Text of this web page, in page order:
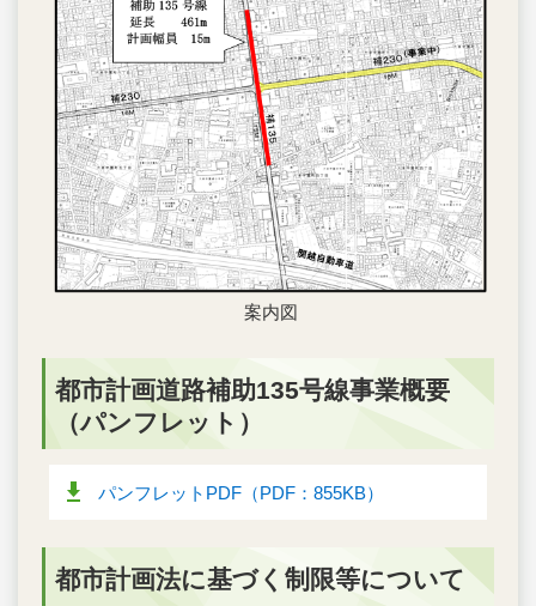
案内図
都市計画道路補助135号線事業概要
（パンフレット）
パンフレットPDF（PDF：855KB）
都市計画法に基づく制限等について